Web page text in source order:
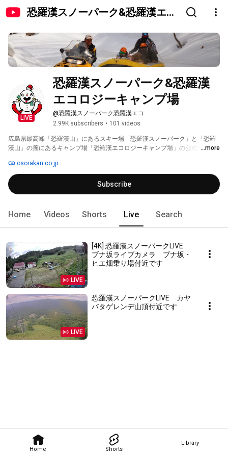
恐羅漢スノーパーク&恐羅漢エコ
Home Shorts
Library
LIVE
恐羅漢スノーパーク&恐羅漢
エコロジーキャンプ場
@恐羅漢スノーパーク恐羅漢エコ
2.99K subscribers • 101 videos
広島県最高峰「恐羅漢山」にあるスキー場「恐羅漢スノーパーク」と「恐羅
漢山」の麓にあるキャンプ場「恐羅漢エコロジーキャンプ場」の公式チャン
...more
osorakan.co.jp
Subscribe
Home Videos Shorts Live Search
LIVE
[4K] 恐羅漢スノーパークLIVE
ブナ坂ライブカメラ ブナ坂・
ヒエ畑乗り場付近です
LIVE
恐羅漢スノーパークLIVE カヤ
バタゲレンデ山頂付近です